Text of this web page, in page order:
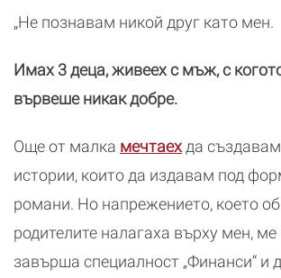
„Не познавам никой друг като мен.
Имах 3 деца, живеех с мъж, с
вървеше никак добре.
Още от малка мечтаех да
истории, които да издавам под
романи. Но напрежението, което
родителите налагаха върху мен,
завърша специалност „Финанси“ и